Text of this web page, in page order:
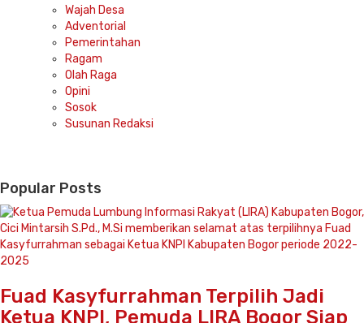
Wajah Desa
Adventorial
Pemerintahan
Ragam
Olah Raga
Opini
Sosok
Susunan Redaksi
Popular Posts
Fuad Kasyfurrahman Terpilih Jadi
Ketua KNPI, Pemuda LIRA Bogor Siap